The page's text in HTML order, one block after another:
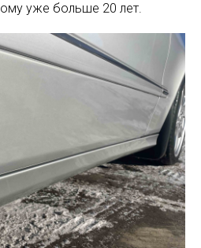
уже больше 20 лет.